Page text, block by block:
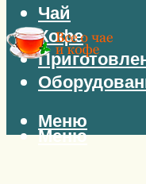
Чай
Кофе
Меню
Меню